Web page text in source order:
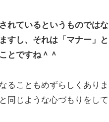
れているというものではな
すし、それは「マナー」と
とですね＾＾
ることもめずらしくありま
同じような心づもりをして